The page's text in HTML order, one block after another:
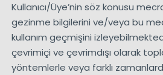
Kullanıcı/Üye’nin söz konusu
gezinme bilgilerini ve/veya bu
kullanım geçmişini
çevrimiçi ve çevrimdışı olarak
yöntemlerle veya farklı